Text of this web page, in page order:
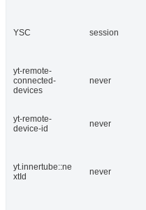
YSC session
yt-remote-
connected-
devices
never
yt-remote-
device-id
never
yt.innertube::ne
xtId
never